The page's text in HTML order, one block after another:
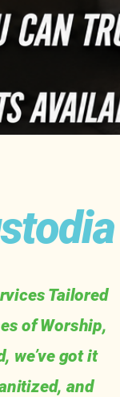
Tailored
of Worship,
we’ve got it
and